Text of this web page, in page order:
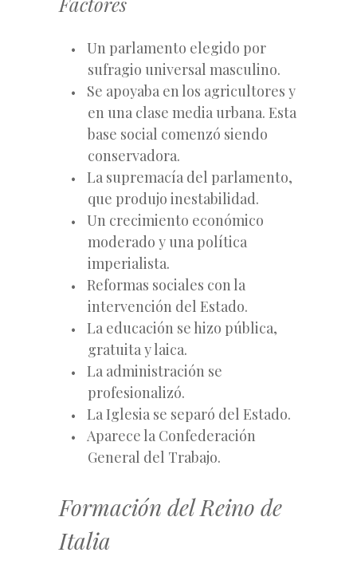
Un parlamento elegido por
sufragio universal masculino.
Se apoyaba en los agricultores y
en una clase media urbana. Esta
base social comenzó siendo
conservadora.
La supremacía del parlamento,
que produjo inestabilidad.
Un crecimiento económico
moderado y una política
imperialista.
Reformas sociales con la
intervención del Estado.
La educación se hizo pública,
gratuita y laica.
La administración se
profesionalizó.
La Iglesia se separó del Estado.
Aparece la Confederación
General del Trabajo.
Formación del Reino de
Italia